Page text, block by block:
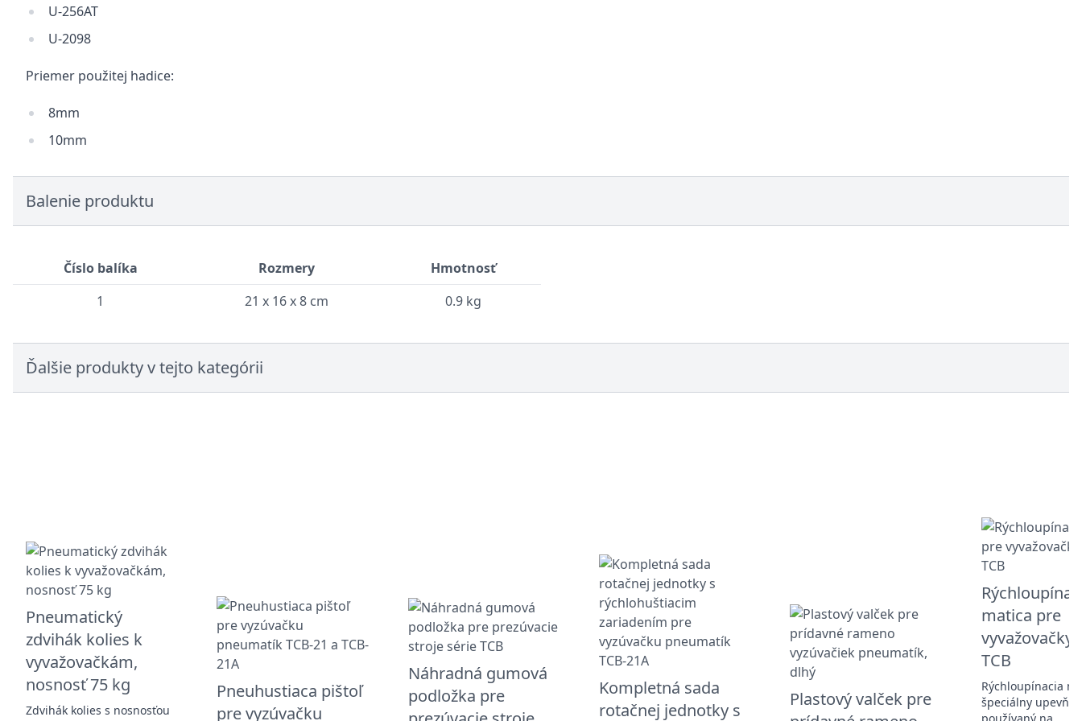
U-256AT
U-2098
Priemer použitej hadice:
8mm
10mm
Balenie produktu
Číslo balíka Rozmery
Hmotnosť
1
21 x 16 x 8 cm 0.9 kg
Ďalšie produkty v tejto kategórii
Pneumatický
zdvihák kolies k
vyvažovačkám,
nosnosť 75 kg
Zdvihák kolies s nosnosťou
Pneuhustiaca pištoľ
pre vyzúvačku
Náhradná gumová
podložka pre
Kompletná sada
rotačnej jednotky s
Plastový valček pre
matica pre
vyvažovačky
TCB
Rýchloupínacia
špeciálny
používaný na